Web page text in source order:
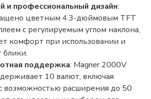
и профессиональный дизайн:
цветным 4.3-дюймовым TFT
с регулируемым углом наклона,
комфорт при использовании и
поддержка: Magner 2000V
10 валют, включая
возможностью расширения до 50